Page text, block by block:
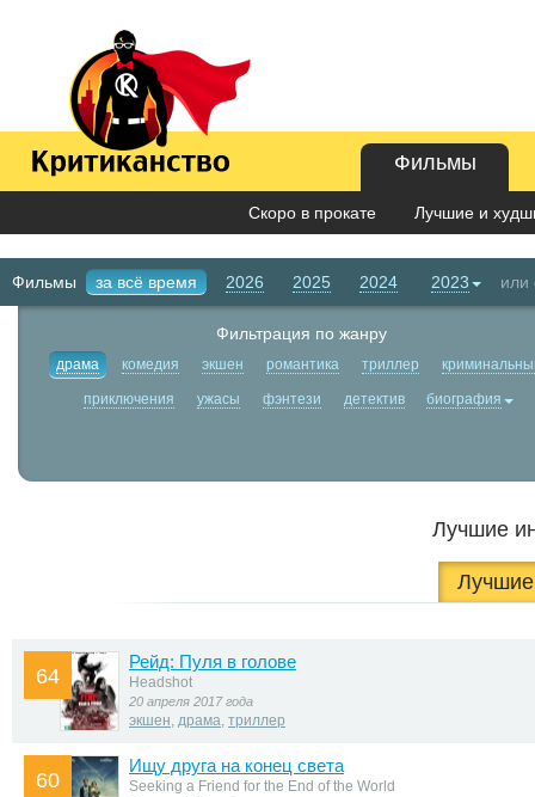
Фильмы
Скоро в прокате Лучшие и
Фильмы за всё время 2026 2025 2024 2023
Фильтрация по жанру
драма комедия экшен романтика триллер
приключения ужасы фэнтези детектив биография
Лучшие
64
Рейд: Пуля в голове
Headshot
20 апреля 2017 года
экшен, драма, триллер
60
Ищу друга на конец света
Seeking a Friend for the End of the World